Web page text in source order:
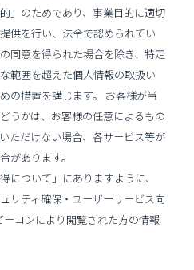
」のためであり、事業目的に適切
供を行い、法令で認められてい
同意を得られた場合を除き、特定
範囲を超えた個人情報の取扱い
の措置を講じます。 お客様が当
うかは、お客様の任意によるもの
ただけない場合、各サービス等が
があります。
について」にありますように、
リティ確保・ユーザーサービス向
コンにより閲覧された方の情報